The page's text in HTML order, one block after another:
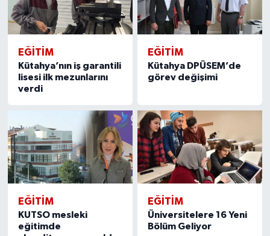
EĞITIM
Kütahya’nın iş garantili
lisesi ilk mezunlarını
verdi
EĞITIM
Kütahya DPÜSEM’de
görev değişimi
EĞITIM
KUTSO mesleki
eğitimde
EĞITIM
Üniversitelere 16 Yeni
Bölüm Geliyor